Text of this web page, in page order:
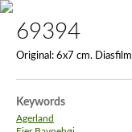
69394
Original: 6x7 cm. Diasfilm
Keywords
Agerland